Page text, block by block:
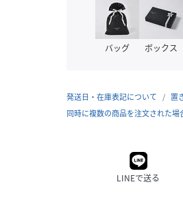
バッグ ボックス
発送日・在庫表記について 置
同時に複数の商品を注文された場
LINEで送る